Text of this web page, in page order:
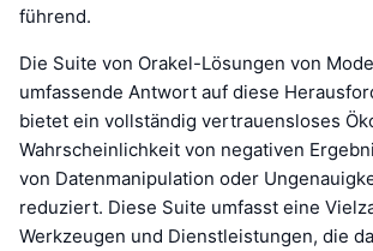
führend.
Die Suite von Orakel-Lösungen von
umfassende Antwort auf diese
bietet ein vollständig vertrauensloses
Wahrscheinlichkeit von negativen
von Datenmanipulation oder
reduziert. Diese Suite umfasst eine
Werkzeugen und Dienstleistungen, die